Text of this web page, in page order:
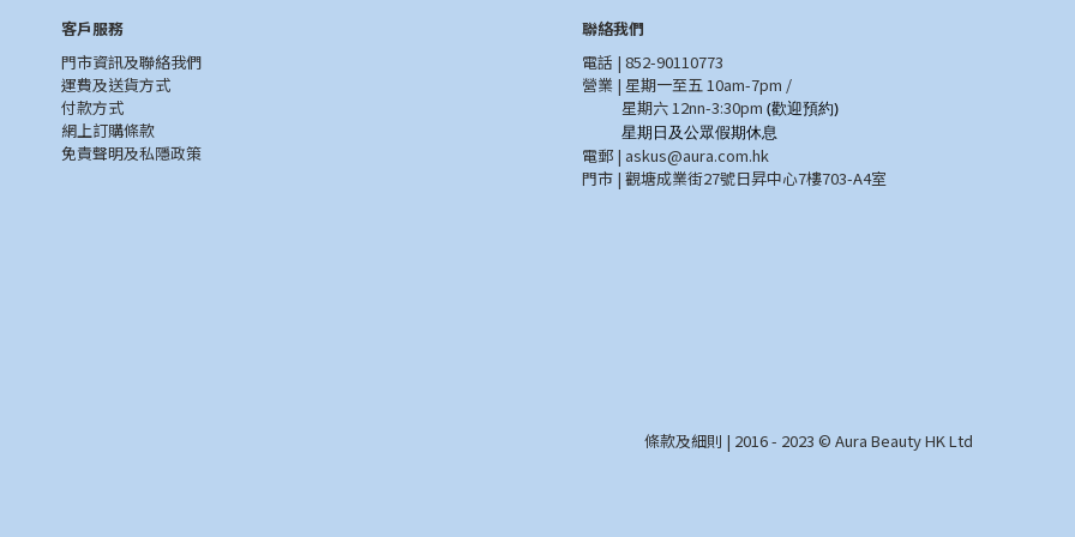
客戶服務
門市資訊及聯絡我們
運費及送貨方式
付款方式
網上訂購條款
免責聲明及私隱政策
聯絡我們
電話 | 852-90110773
營業 | 星期一至五 10am-7pm /
星期六 12nn-3:30pm (歡迎預約)
星期日及公眾假期休息
電郵 | askus@aura.com.hk
門市 | 觀塘成業街27號日昇中心7樓703-A4室
條款及細則 | 2016 - 2023 © Aura Beauty HK Ltd